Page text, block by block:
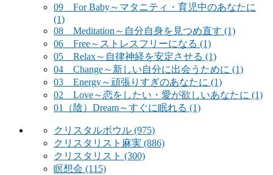
09 For Baby～マタニティ・育児中のあなたに
(1)
08 Meditation～自分自身を見つめ直す (1)
06 Free～ストレスフリーになる (1)
05 Relax～自律神経を安定させる (1)
04 Change～新しい自分に出会うために (1)
03 Energy～頑張りすぎのあなたに (1)
02 Love～恋をしたい・愛が欲しいあなたに (1)
01（陰）Dream～すぐに眠れる (1)
クリスタルボウル (975)
クリスタリスト麻実 (886)
クリスタリスト (300)
瞑想会 (115)